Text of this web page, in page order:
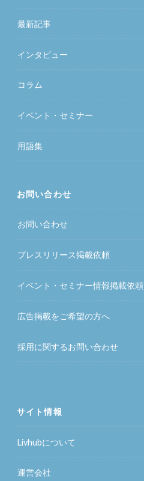
最新記事
インタビュー
コラム
イベント・セミナー
用語集
お問い合わせ
お問い合わせ
プレスリリース掲載依頼
イベント・セミナー情報掲載依頼
広告掲載をご希望の方へ
採用に関するお問い合わせ
サイト情報
Livhubについて
運営会社